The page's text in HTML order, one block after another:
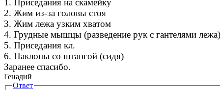
2. Жим из-за головы стоя
3. Жим лежа узким хватом
4. Грудные мышцы (разведение рук с гантелями лежа)
5. Приседания кл.
6. Наклоны со штангой (сидя)
Заранее спасибо.
Генадий
Ответ